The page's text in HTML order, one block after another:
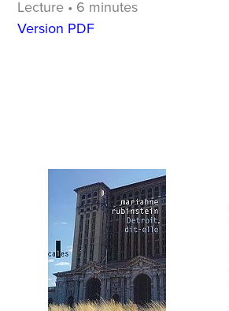
Lecture • 6 minutes
Version PDF